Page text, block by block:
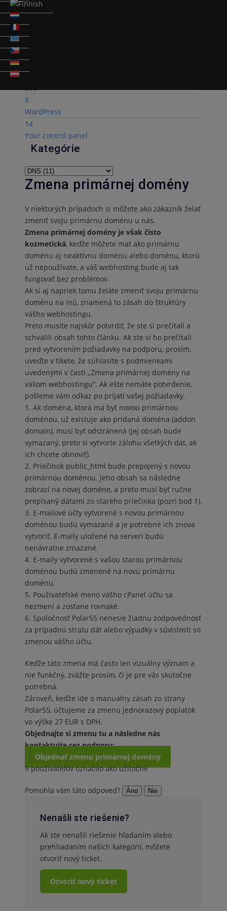
6
Chybové kódy & Vývoj
6
FTP a databáza
SSL
8
WordPress
14
Your control panel
Kategórie
Zmena primárnej domény
V niektorých prípadoch si môžete ako zákazník želať
zmeniť svoju primárnu doménu u nás.
Zmena primárnej domény je však čisto
kozmetická, keďže môžete mať ako primárnu
doménu aj neaktívnu doménu alebo doménu, ktorú
už nepoužívate, a váš webhosting bude aj tak
fungovať bez problémov.
Ak si aj napriek tomu želáte zmeniť svoju primárnu
doménu na inú, znamená to zásah do štruktúry
vášho webhostingu.
Preto musíte najskôr potvrdiť, že ste si prečítali a
schválili obsah tohto článku. Ak ste si ho prečítali
pred vytvorením požiadavky na podporu, prosím,
uveďte v tikete, že súhlasíte s podmienkami
uvedenými v časti „Zmena primárnej domény na
vašom webhostingu“. Ak ešte nemáte potvrdenie,
pošleme vám odkaz po prijatí vašej požiadavky.
Ak doména, ktorá má byť novou primárnou
doménou, už existuje ako pridaná doména (addon
domain), musí byť odstránená (jej obsah bude
vymazaný, preto si vytvorte zálohu všetkých dát, ak
ich chcete obnoviť).
Priečinok public_html bude prepojený s novou
primárnou doménou. Jeho obsah sa následne
zobrazí na novej doméne, a preto musí byť ručne
prepísaný dátami zo starého priečinka (pozri bod 1).
E-mailové účty vytvorené s novou primárnou
doménou budú vymazané a je potrebné ich znova
vytvoriť. E-maily uložené na serveri budú
nenávratne zmazané.
E-maily vytvorené s vašou starou primárnou
doménou budú zmenené na novú primárnu
doménu.
Používateľské meno vášho cPanel účtu sa
nezmení a zostane rovnaké.
Spoločnosť Polar55 nenesie žiadnu zodpovednosť
za prípadnú stratu dát alebo výpadky v súvislosti so
zmenou vášho účtu.
Keďže táto zmena má často len vizuálny význam a
nie funkčný, zvážte prosím, či je pre vás skutočne
potrebná.
Zároveň, keďže ide o manuálny zásah zo strany
Polar55, účtujeme za zmenu jednorazový poplatok
vo výške 27 EUR s DPH.
Objednajte si zmenu tu a následne nás
kontaktujte cez podporu:
Objednať zmenu primárnej domény
9 používateľov označilo ako užitočné
Pomohla vám táto odpoveď? Áno Nie
Nenašli ste riešenie?
Ak ste nenašli riešenie hľadaním alebo
prehliadaním našich kategórií, môžete
otvoriť nový ticket.
Otvoriť nový ticket